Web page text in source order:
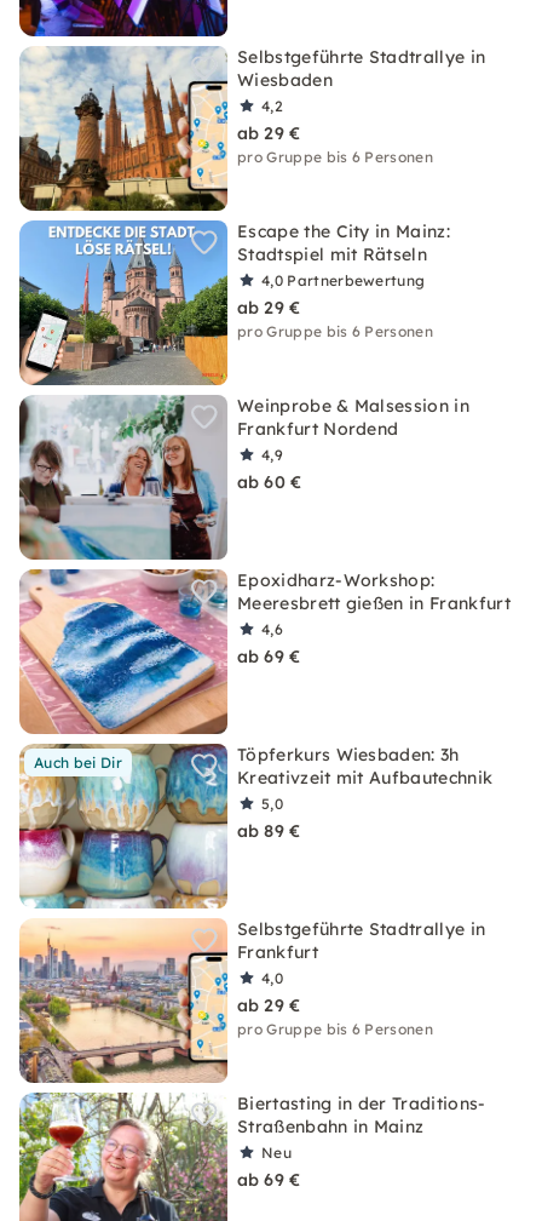
Selbstgeführte Stadtrallye in
Wiesbaden
4,2
ab 29 €
pro Gruppe bis 6 Personen
Escape the City in Mainz:
Stadtspiel mit Rätseln
4,0 Partnerbewertung
ab 29 €
pro Gruppe bis 6 Personen
Weinprobe & Malsession in
Frankfurt Nordend
4,9
ab 60 €
Epoxidharz-Workshop:
Meeresbrett gießen in Frankfurt
4,6
ab 69 €
Auch bei Dir
Töpferkurs Wiesbaden: 3h
Kreativzeit mit Aufbautechnik
5,0
ab 89 €
Selbstgeführte Stadtrallye in
Frankfurt
4,0
ab 29 €
pro Gruppe bis 6 Personen
Biertasting in der Traditions-
Straßenbahn in Mainz
Neu
ab 69 €